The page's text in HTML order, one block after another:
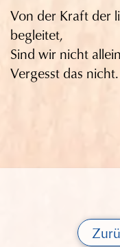
Von der Kraft der
begleitet,
Sind wir nicht
Vergesst